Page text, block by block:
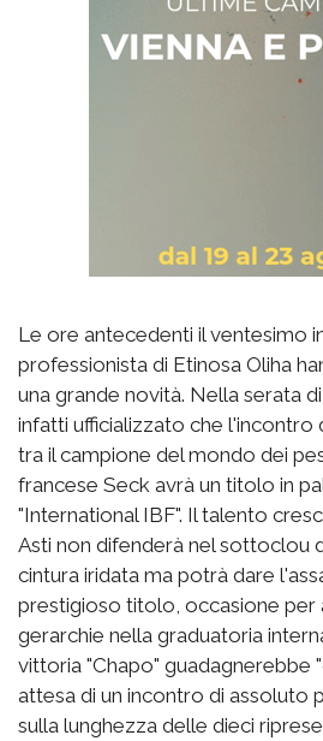
Le ore antecedenti il ventesimo
professionista di Etinosa Oliha
una grande novità. Nella serata
infatti ufficializzato che l'incontro
tra il campione del mondo dei
francese Seck avrà un titolo in
"International IBF". Il talento
Asti non difenderà nel sottoclou
cintura iridata ma potrà dare
prestigioso titolo, occasione per
gerarchie nella graduatoria
vittoria "Chapo" guadagnerebbe
attesa di un incontro di assoluto
sulla lunghezza delle dieci